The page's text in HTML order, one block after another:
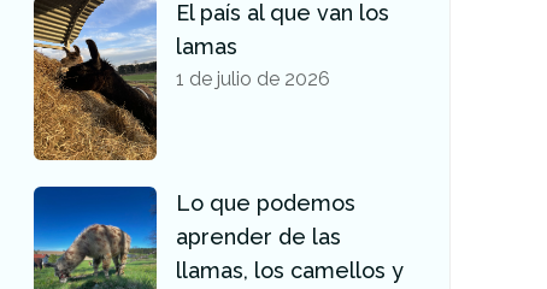
El país al que van los
lamas
1 de julio de 2026
Lo que podemos
aprender de las
llamas, los camellos y